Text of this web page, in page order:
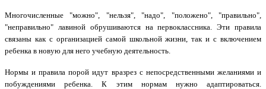
Многочисленные "можно", "нельзя", "надо", "положено", "правильно",
"неправильно" лавиной обрушиваются на первоклассника. Эти правила
связаны как с организацией самой школьной жизни, так и с включением
ребенка в новую для него учебную деятельность.
Нормы и правила порой идут вразрез с непосредственными желаниями и
побуждениями ребенка. К этим нормам нужно адаптироваться.